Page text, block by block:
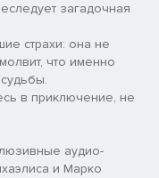
загадочная
страхи: она не
что именно
в приключение, не
аудио-
и Марко